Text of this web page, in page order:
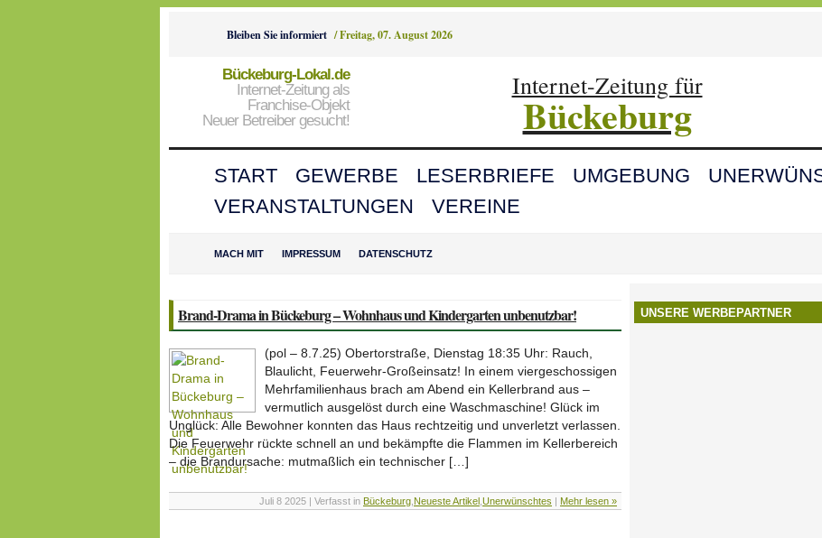
Bleiben Sie informiert /Freitag, 07. August 2026
Bückeburg-Lokal.de
Internet-Zeitung als
Franchise-Objekt
Neuer Betreiber gesucht!
Internet-Zeitung für
Bückeburg
START GEWERBE LESERBRIEFE UMGEBUNG
VERANSTALTUNGEN
VEREINE
MACH MIT IMPRESSUM DATENSCHUTZ
Brand-Drama in Bückeburg – Wohnhaus und Kindergarten unbenutzbar!
(pol – 8.7.25) Obertorstraße, Dienstag 18:35 Uhr: Rauch,
Blaulicht, Feuerwehr-Großeinsatz! In einem viergeschossigen
Mehrfamilienhaus brach am Abend ein Kellerbrand aus –
vermutlich ausgelöst durch eine Waschmaschine! Glück im
Unglück: Alle Bewohner konnten das Haus rechtzeitig und unverletzt verlassen.
Die Feuerwehr rückte schnell an und bekämpfte die Flammen im Kellerbereich
– die Brandursache: mutmaßlich ein technischer […]
Juli 8 2025 | Verfasst in Bückeburg Neueste Artikel Unerwünschtes Mehr lesen »
UNSERE WERBEPARTNER